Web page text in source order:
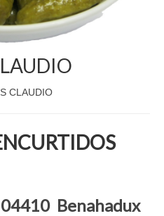
CLAUDIO
Benahadux